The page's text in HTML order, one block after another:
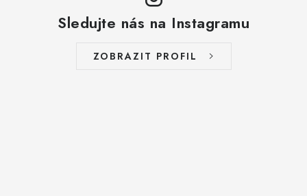
Sledujte nás na Instagramu
ZOBRAZIT PROFIL